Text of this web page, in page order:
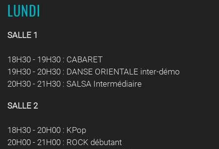
LUNDI
SALLE 1
18H30 - 19H30 : CABARET
19H30 - 20H30 : DANSE ORIENTALE inter-démo
20H30 - 21H30 : SALSA Intermédiaire
SALLE 2
18H30 - 20H00 : KPop
20H00 - 21H00 : ROCK débutant